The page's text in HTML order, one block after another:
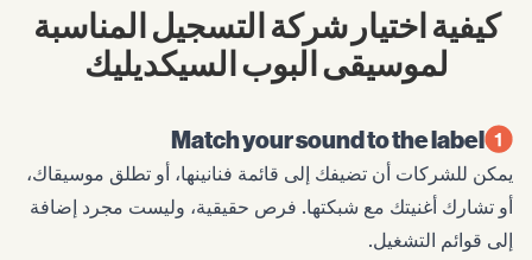
كيفية اختيار شركة التسجيل المناسبة
لموسيقى البوب السيكديليك
Match your sound to the label
يمكن للشركات أن تضيفك إلى قائمة فنانينها، أو تطلق موسيقاك،
أو تشارك أغنيتك مع شبكتها. فرص حقيقية، وليست مجرد إضافة
إلى قوائم التشغيل.